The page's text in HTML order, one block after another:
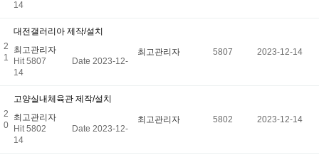
14
2
1
대전갤러리아 제작/설치
최고관리자
Hit 5807
Date 2023-12-
14
최고관리자 5807 2023-12-14
2
0
고양실내체육관 제작/설치
최고관리자
Hit 5802
Date 2023-12-
14
최고관리자 5802 2023-12-14